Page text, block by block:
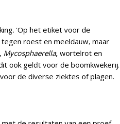
'Op het etiket voor de
roest en meeldauw, maar
Mycosphaerella, wortelrot en
ook geldt voor de boomkwekerij.
de diverse ziektes of plagen.